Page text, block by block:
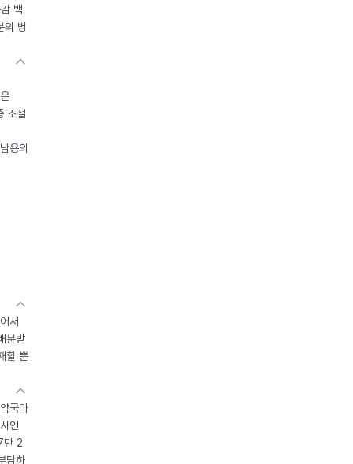
백
의 병
조절
용의
서
분받
할 뿐
국마
인
만 2
담하